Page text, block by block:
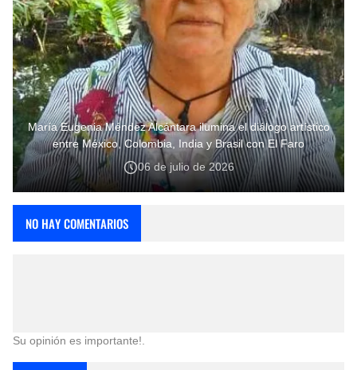
María Eugenia Méndez Alcántara ilumina el diálogo artístico
entre México, Colombia, India y Brasil con El Faro
06 de julio de 2026
NO HAY COMENTARIOS
Su opinión es importante!.